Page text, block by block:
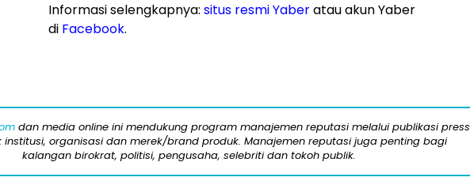
Informasi selengkapnya: situs resmi Yaberatau akun Yaber
di Facebook.
dan media online ini mendukung program manajemen reputasi melalui publikasi press
institusi, organisasi dan merek/brand produk. Manajemen reputasi juga penting bagi
kalangan birokrat, politisi, pengusaha, selebriti dan tokoh publik.